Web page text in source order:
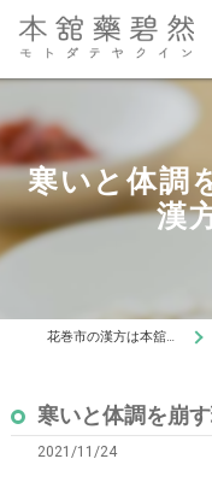
寒いと体
漢
花巻市の漢方は本舘藥碧然
寒いと体調を崩
2021/11/24